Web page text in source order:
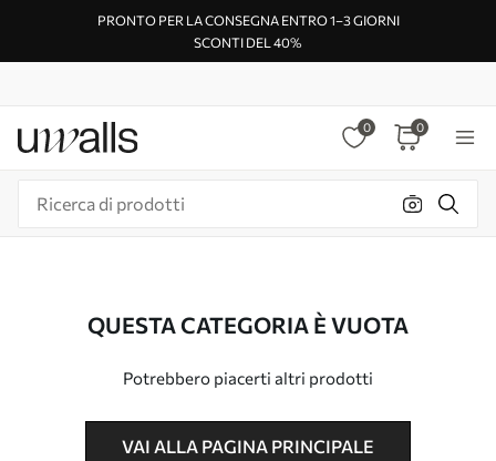
PRONTO PER LA CONSEGNA ENTRO 1–3 GIORNI
SCONTI DEL 40%
0 0
QUESTA CATEGORIA È VUOTA
Potrebbero piacerti altri prodotti
VAI ALLA PAGINA PRINCIPALE